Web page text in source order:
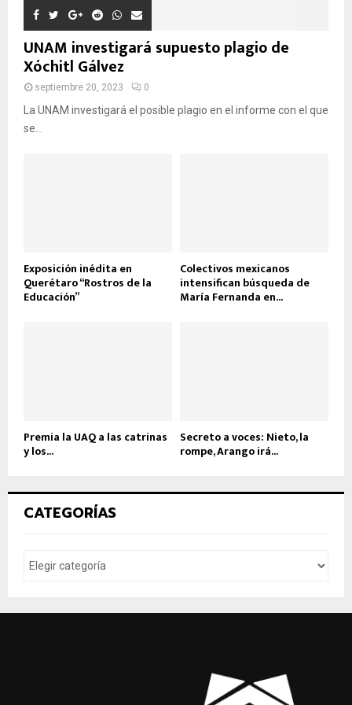
UNAM investigará supuesto plagio de
Xóchitl Gálvez
septiembre 20, 2023 0
La UNAM investigará el posible plagio en el informe con el que
se...
Exposición inédita en
Querétaro “Rostros de la
Educación”
Colectivos mexicanos
intensifican búsqueda de
María Fernanda en...
Premia la UAQ a las catrinas
y los...
Secreto a voces: Nieto, la
rompe, Arango irá...
CATEGORÍAS